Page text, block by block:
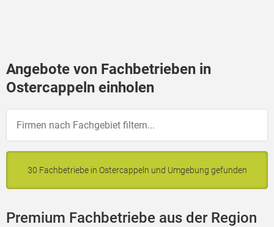
Angebote von Fachbetrieben in
Ostercappeln einholen
30 Fachbetriebe in Ostercappeln und Umgebung gefunden
Premium Fachbetriebe aus der Region